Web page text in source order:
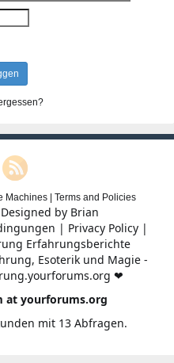
Machines| Terms and Policies
by Brian
| Privacy Policy|
Erfahrungsberichte
Esoterik und Magie -
❤
at yourforums.org
mit 13 Abfragen.